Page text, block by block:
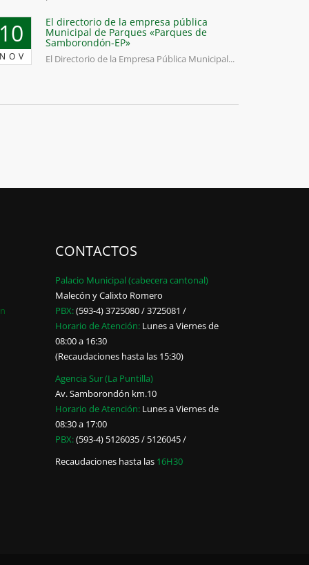
10
NOV
El directorio de la empresa pública
Municipal de Parques «Parques de
Samborondón-EP»
El Directorio de la Empresa Pública Municipal...
CONTACTOS
Palacio Municipal (cabecera cantonal)
Malecón y Calixto Romero
PBX:(593-4) 3725080 / 3725081 /
Horario de Atención:Lunes a Viernes de
08:00 a 16:30
(Recaudaciones hasta las 15:30)
Agencia Sur (La Puntilla)
Av. Samborondón km.10
Horario de Atención:Lunes a Viernes de
08:30 a 17:00
PBX:(593-4) 5126035 / 5126045 /
Recaudaciones hasta las 16H30